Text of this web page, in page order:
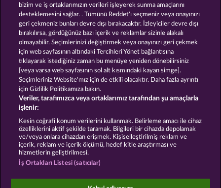
BALTHAZAR JACK POTTER & THE BOOK OF DYNASTIES 6
Hüküm ve Koşullar Gizlilik Beyanı Künye
Şirket SSS Facebook
İptal talebini gönder
Sosyal casino oyunları sadece eğlence amaçlıdır ve
bizim ve iş ortaklarımızın verileri işleyerek sunma amaçlarını
desteklemesini sağlar. . Tümünü Reddet'ı seçmeniz veya onayınızı
geri çekmeniz bunları devre dışı bırakacaktır. İzleyiciler devre dışı
bırakılırsa, gördüğünüz bazı içerik ve reklamlar sizinle alakalı
olmayabilir. Seçimlerinizi değiştirmek veya onayınızı geri çekmek
için web sayfasının altındaki Tercihleri Yönet bağlantısına
tıklayarak istediğiniz zaman bu menüye yeniden dönebilirsiniz
[veya varsa web sayfasının sol alt kısmındaki kayan simge].
Seçimleriniz Website'mız için de etkili olacaktır. Daha fazla ayrıntı
için Gizlilik Politikamıza bakın.
Veriler, tarafımızca veya ortaklarımız tarafından şu amaçlarla
işlenir:
Kesin coğrafi konum verilerini kullanmak. Belirleme amacı ile cihaz
özelliklerini aktif şekilde taramak. Bilgileri bir cihazda depolamak
ve/veya onlara cihazdan erişmek. Kişiselleştirilmiş reklam ve
içerik, reklam ve içerik ölçümü, hedef kitle araştırması ve
hizmetlerin geliştirilmesi.
İş Ortakları Listesi (satıcılar)